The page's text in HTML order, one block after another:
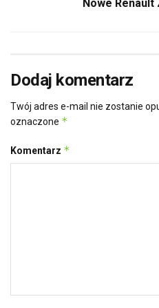
Nowe Renault
Dodaj komentarz
Twój adres e-mail nie zostanie
oznaczone *
Komentarz *